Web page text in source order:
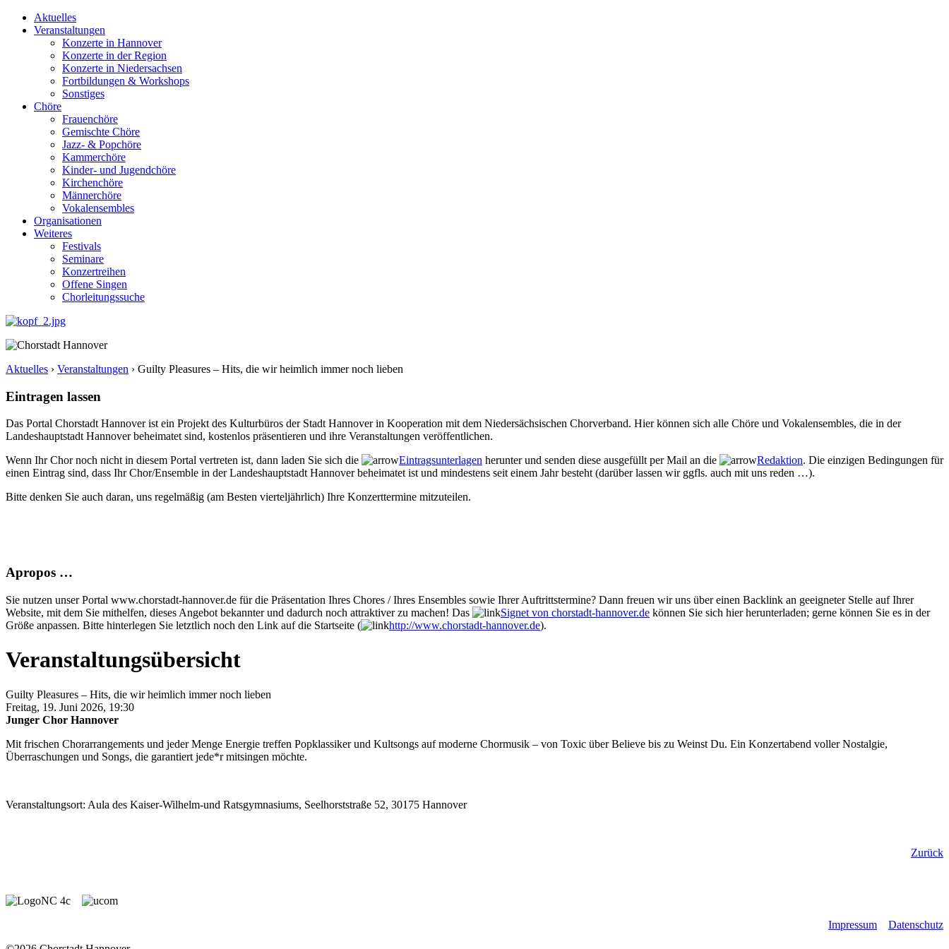
Aktuelles
Veranstaltungen
Konzerte in Hannover
Konzerte in der Region
Konzerte in Niedersachsen
Fortbildungen & Workshops
Sonstiges
Chöre
Frauenchöre
Gemischte Chöre
Jazz- & Popchöre
Kammerchöre
Kinder- und Jugendchöre
Kirchenchöre
Männerchöre
Vokalensembles
Organisationen
Weiteres
Festivals
Seminare
Konzertreihen
Offene Singen
Chorleitungssuche
Aktuelles › Veranstaltungen › Guilty Pleasures – Hits, die wir heimlich immer noch lieben
Eintragen lassen
Das Portal Chorstadt Hannover ist ein Projekt des Kulturbüros der Stadt Hannover in Kooperation mit dem Niedersächsischen Chorverband. Hier können sich alle Chöre und Vokalensembles, die in der
Landeshauptstadt Hannover beheimatet sind, kostenlos präsentieren und ihre Veranstaltungen veröffentlichen.
Wenn Ihr Chor noch nicht in diesem Portal vertreten ist, dann laden Sie sich die
Eintragsunterlagen herunter und senden diese ausgefüllt per Mail an die Redaktion. Die einzigen Bedingungen für
einen Eintrag sind, dass Ihr Chor/Ensemble in der Landeshauptstadt Hannover beheimatet ist und mindestens seit einem Jahr besteht (darüber lassen wir ggfls. auch mit uns reden …).
Bitte denken Sie auch daran, uns regelmäßig (am Besten vierteljährlich) Ihre Konzerttermine mitzuteilen.
Apropos …
Sie nutzen unser Portal www.chorstadt-hannover.de für die Präsentation Ihres Chores / Ihres Ensembles sowie Ihrer Auftrittstermine? Dann freuen wir uns über einen Backlink an geeigneter Stelle auf Ihrer
Website, mit dem Sie mithelfen, dieses Angebot bekannter und dadurch noch attraktiver zu machen! Das
Signet von chorstadt-hannover.de können Sie sich hier herunterladen; gerne können Sie es in der
Größe anpassen. Bitte hinterlegen Sie letztlich noch den Link auf die Startseite (
http://www.chorstadt-hannover.de).
Veranstaltungsübersicht
Guilty Pleasures – Hits, die wir heimlich immer noch lieben
Freitag, 19. Juni 2026, 19:30
Junger Chor Hannover
Mit frischen Chorarrangements und jeder Menge Energie treffen Popklassiker und Kultsongs auf moderne Chormusik – von Toxic über Believe bis zu Weinst Du. Ein Konzertabend voller Nostalgie,
Überraschungen und Songs, die garantiert jede*r mitsingen möchte.
Veranstaltungsort: Aula des Kaiser-Wilhelm-und Ratsgymnasiums, Seelhorststraße 52, 30175 Hannover
Zurück
Impressum
Datenschutz